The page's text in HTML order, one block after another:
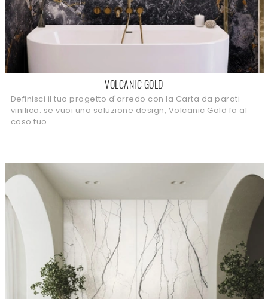
VOLCANIC GOLD
Definisci il tuo progetto d'arredo con la Carta da parati
vinilica: se vuoi una soluzione design, Volcanic Gold fa al
caso tuo.